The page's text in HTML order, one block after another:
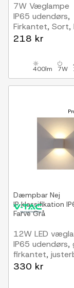
7W Væglampe
IP65 udendørs,
Firkantet, Sort,
lyskilde
218 kr
400lm 7W
Dæmpbar Nej
IP klassifikation
FarveGrå
12W LED
IP65 udendørs,
firkantet,
spredning, inkl.
330 kr